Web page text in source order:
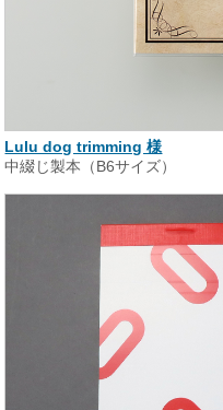
Lulu dog trimming 様
中綴じ製本（B6サイズ）